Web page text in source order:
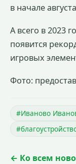
в начале
А всего в 2023
появится
игровых
Фото:
#Иваново
← Ко всем